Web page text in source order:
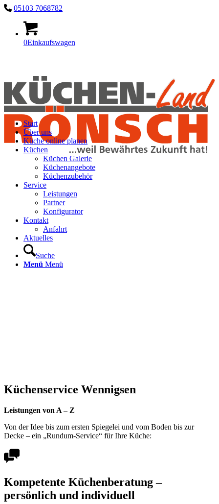
05103 7068782
0Einkaufswagen
Start
Über uns
Küche online planen
Küchen
Küchen Galerie
Küchenangebote
Küchenzubehör
Service
Leistungen
Partner
Konfigurator
Kontakt
Anfahrt
Aktuelles
Suche
Menü Menü
Küchenservice Wennigsen
Leistungen von A – Z
Von der Idee bis zum ersten Spiegelei und vom Boden bis zur
Decke – ein „Rundum-Service“ für Ihre Küche:
Kompetente Küchenberatung –
persönlich und individuell